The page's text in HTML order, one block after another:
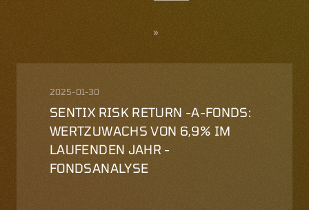
»
2025-01-30
SENTIX RISK RETURN -A-FONDS:
WERTZUWACHS VON 6,9% IM
LAUFENDEN JAHR -
FONDSANALYSE